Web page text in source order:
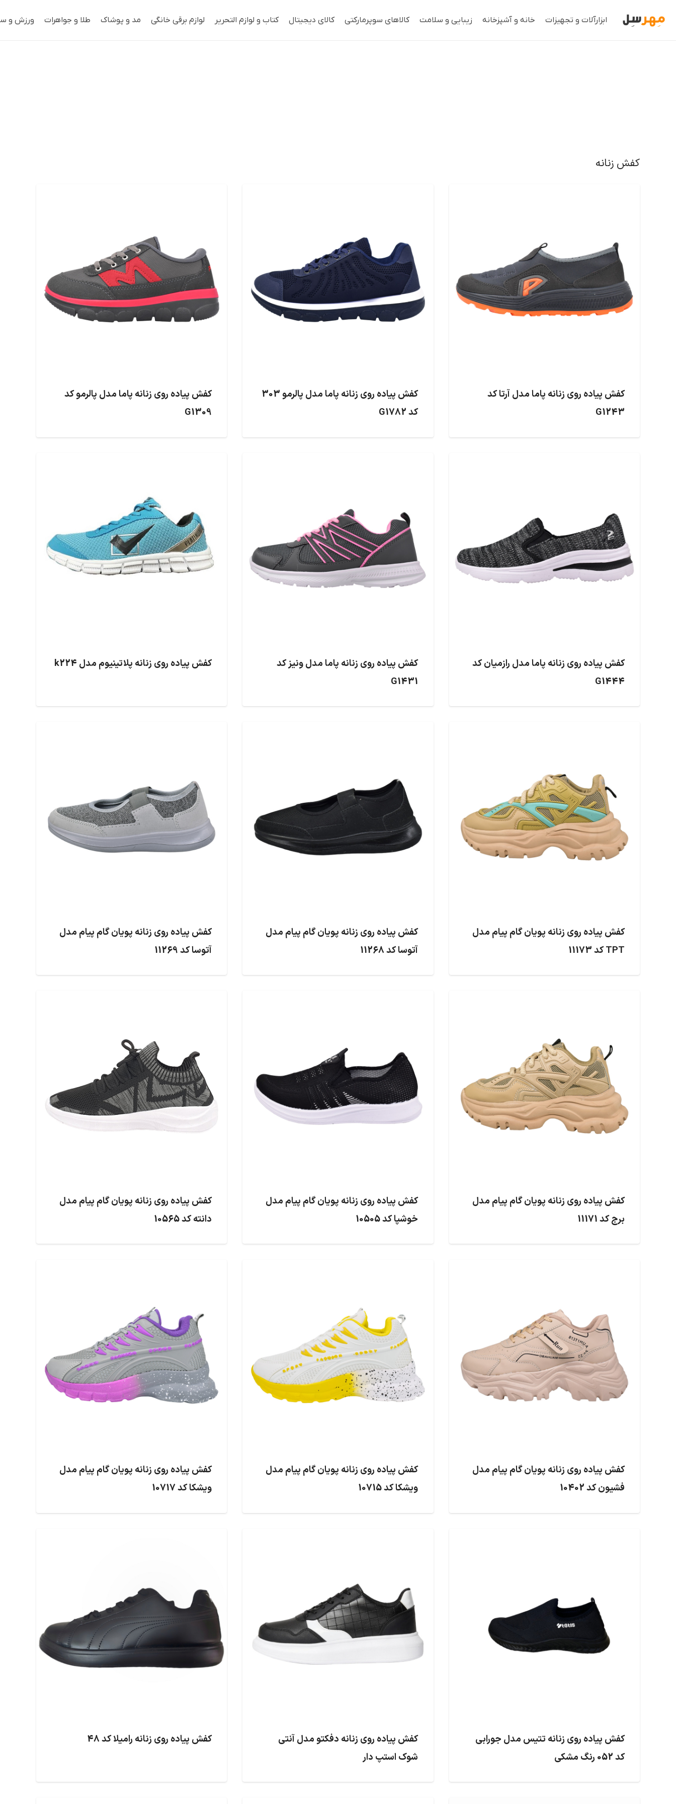
ابزارآلات و تجهیزات خانه و آشپزخانه زیبایی و سلامت کالاهای سوپرمارکتی کالای دیجیتال کتاب و لوازم التحریر لوازم برقی خانگی مد و پوشاک طلا و جواهرات ورزش و
کفش زنانه
کفش پیاده روی زنانه پاما مدل آرتا کد
G1243
کفش پیاده روی زنانه پاما مدل پالرمو 303
کد G1782
کفش پیاده روی زنانه پاما مدل پالرمو کد
G1309
کفش پیاده روی زنانه پاما مدل رازمیان کد
G1444
کفش پیاده روی زنانه پاما مدل ونیز کد
G1431
کفش پیاده روی زنانه پلاتینیوم مدل k224
کفش پیاده روی زنانه پویان گام پیام مدل
TPT کد 11173
کفش پیاده روی زنانه پویان گام پیام مدل
آتوسا کد 11268
کفش پیاده روی زنانه پویان گام پیام مدل
آتوسا کد 11269
کفش پیاده روی زنانه پویان گام پیام مدل
برج کد 11171
کفش پیاده روی زنانه پویان گام پیام مدل
خوشپا کد 10505
کفش پیاده روی زنانه پویان گام پیام مدل
دانته کد 10565
کفش پیاده روی زنانه پویان گام پیام مدل
فشیون کد 10402
کفش پیاده روی زنانه پویان گام پیام مدل
ویشکا کد 10715
کفش پیاده روی زنانه پویان گام پیام مدل
ویشکا کد 10717
کفش پیاده روی زنانه تتیس مدل جورابی
کد 052 رنگ مشکی
کفش پیاده روی زنانه دفکتو مدل آنتی
شوک استپ دار
کفش پیاده روی زنانه رامیلا کد 48